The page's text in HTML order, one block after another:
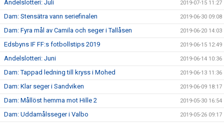
Andelslotteri: Juli 2019-07-15 11:27
Dam: Stensätra vann seriefinalen 2019-06-30 09:08
Dam: Fyra mål av Camila och seger i Tallåsen 2019-06-20 14:03
Edsbyns IF FF:s fotbollstips 2019 2019-06-15 12:49
Andelslotteri: Juni 2019-06-14 10:36
Dam: Tappad ledning till kryss i Mohed 2019-06-13 11:36
Dam: Klar seger i Sandviken 2019-06-09 18:17
Dam: Mållöst hemma mot Hille 2 2019-05-30 16:54
Dam: Uddamålsseger i Valbo 2019-05-26 09:17